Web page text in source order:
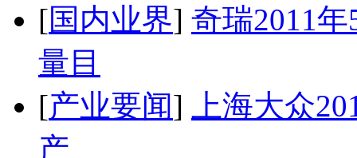
[国内业界] 奇瑞2011
量目
[产业要闻]
上海大众
产